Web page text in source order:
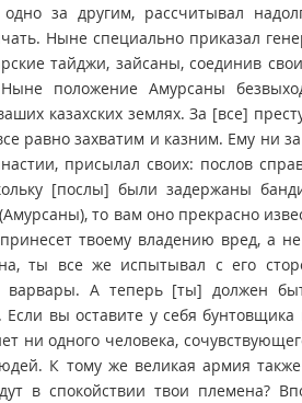
одно за другим, рассчитывал
Ныне специально приказал
тайджи, зайсаны, соединив
положение Амурсаны
казахских землях. За [все]
равно захватим и казним. Ему ни
присылал своих: послов
[послы] были задержаны
то вам оно прекрасно
твоему владению вред, а
ты все же испытывал с его
варвары. А теперь [ты] должен
вы оставите у себя
ни одного человека,
К тому же великая армия
в спокойствии твои племена?